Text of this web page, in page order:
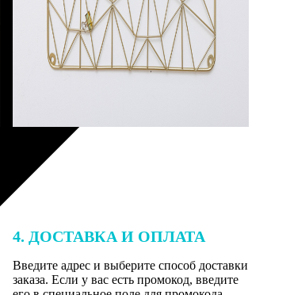
4. ДОСТАВКА И ОПЛАТА
Введите адрес и выберите способ доставки
заказа. Если у вас есть промокод, введите